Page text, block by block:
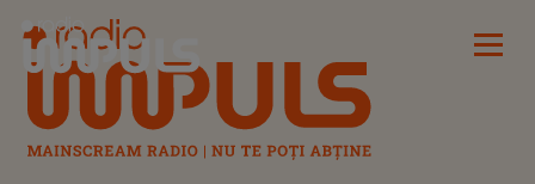
Radio Impuls